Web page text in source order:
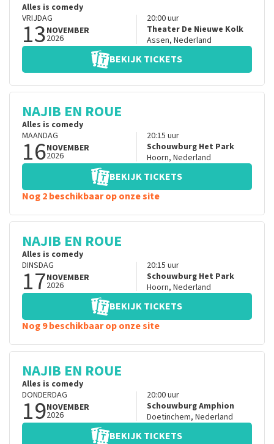
Alles is comedy
VRIJDAG
13NOVEMBER
2026
20:00uur
Theater De Nieuwe Kolk
Assen, Nederland
BEKIJK TICKETS
NAJIB EN ROUE
Alles is comedy
MAANDAG
16NOVEMBER
2026
20:15 uur
Schouwburg Het Park
Hoorn, Nederland
BEKIJK TICKETS
Nog 2 beschikbaar op onze site
NAJIB EN ROUE
Alles is comedy
DINSDAG
17NOVEMBER
2026
20:15 uur
Schouwburg Het Park
Hoorn, Nederland
BEKIJK TICKETS
Nog 9 beschikbaar op onze site
NAJIB EN ROUE
Alles is comedy
DONDERDAG
19NOVEMBER
2026
20:00uur
Schouwburg Amphion
Doetinchem, Nederland
BEKIJK TICKETS